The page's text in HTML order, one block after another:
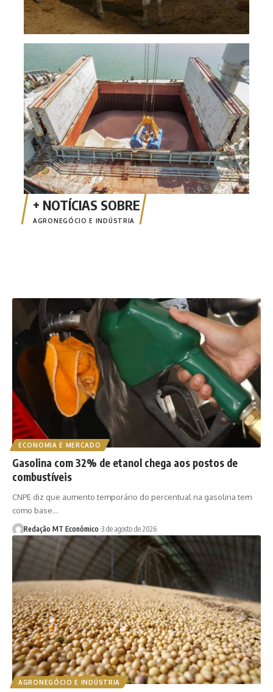
AGRONEGÓCIO E INDÚSTRIA
ECONOMIA E MERCADO
Gasolina com 32% de etanol chega aos postos de
combustíveis
CNPE diz que aumento temporário do percentual na gasolina tem
como base…
Redação MT Econômico 3 de agosto de 2026
AGRONEGÓCIO E INDÚSTRIA